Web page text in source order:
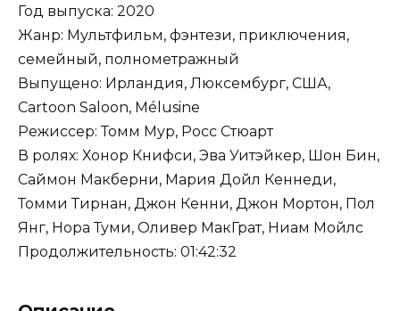
Год выпуска: 2020
Жанр: Мультфильм, фэнтези, приключения,
семейный, полнометражный
Выпущено: Ирландия, Люксембург, США,
Cartoon Saloon, Mélusine
Режиссер: Томм Мур, Росс Стюарт
В ролях: Хонор Книфси, Эва Уитэйкер, Шон Бин,
Саймон Макберни, Мария Дойл Кеннеди,
Томми Тирнан, Джон Кенни, Джон Мортон, Пол
Янг, Нора Туми, Оливер МакГрат, Ниам Мойлс
Продолжительность: 01:42:32